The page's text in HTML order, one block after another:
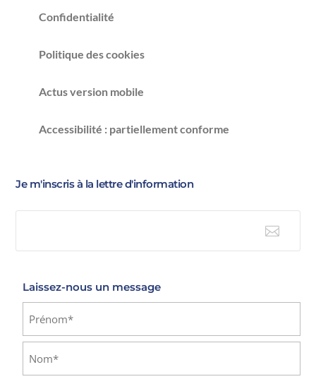
Confidentialité
Politique des cookies
Actus version mobile
Accessibilité : partiellement conforme
Je m'inscris à la lettre d'information

Laissez-nous un message
Prénom